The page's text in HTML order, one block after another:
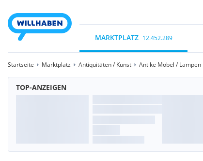
MARKTPLATZ 12.452.289
Startseite Marktplatz Antiquitäten / Kunst Antike Möbel / Lampen
TOP-ANZEIGEN